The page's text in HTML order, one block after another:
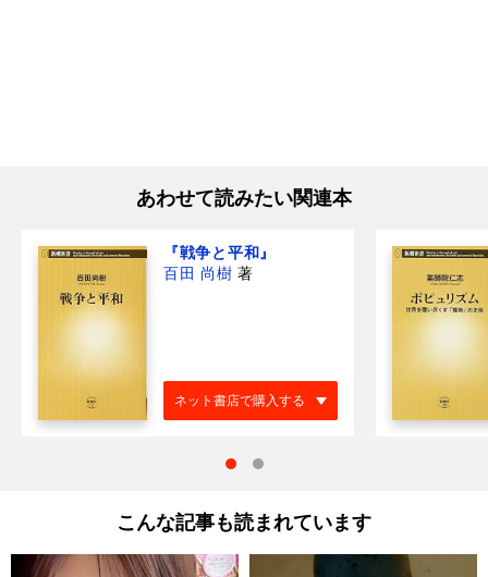
あわせて読みたい関連本
『戦争と平和』
百田 尚樹 著
ネット書店で購入する
こんな記事も読まれています